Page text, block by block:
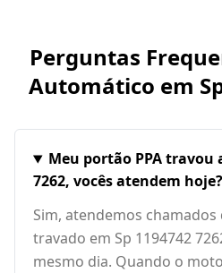
Perguntas
Automático em
Meu portão PPA travou
7262, vocês atendem hoje?
Sim, atendemos chamados
travado em Sp 1194742
mesmo dia. Quando o